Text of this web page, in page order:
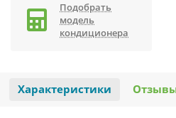
Подобрать
модель
кондиционера
Характеристики